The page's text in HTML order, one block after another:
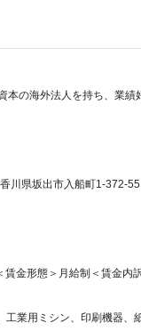
の海外法人を持ち、業
川県坂出市入船町1-372-
金形態＞月給制＜賃金内
業用ミシン、印刷機器、